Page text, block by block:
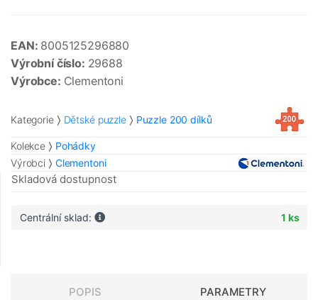
EAN: 8005125296880
Výrobní číslo: 29688
Výrobce: Clementoni
Kategorie Dětské puzzle Puzzle 200 dílků
Kolekce
Pohádky
Výrobci
Clementoni
Skladová dostupnost
Centrální sklad: 1 ks
POPIS PARAMETRY